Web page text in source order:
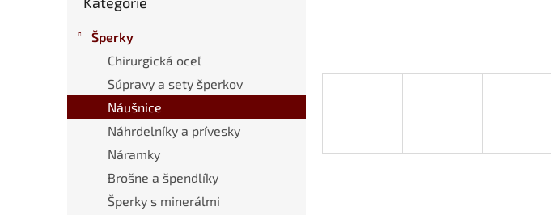
Šperky
Chirurgická oceľ
Súpravy a sety šperkov
Náušnice
Náhrdelníky a prívesky
Náramky
Brošne a špendlíky
Šperky s minerálmi